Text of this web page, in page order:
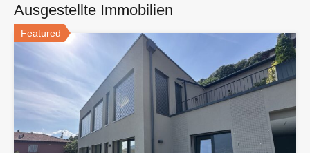
Ausgestellte Immobilien
Featured